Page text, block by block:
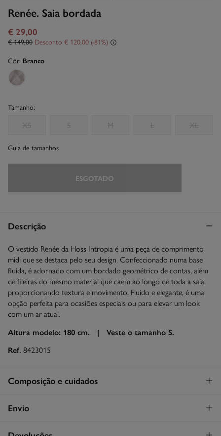
Renée. Saia bordada
€ 29,00
€ 149,00 Desconto € 120,00 81
Côr: Branco
Tamanho:
XS S M L XL
Guia de tamanhos
ESGOTADO
Descrição
O vestido Renée da Hoss Intropia é uma peça de comprimento
midi que se destaca pelo seu design. Confeccionado numa base
fluida, é adornado com um bordado geométrico de contas, além
de fileiras do mesmo material que caem ao longo de toda a saia,
proporcionando textura e movimento. Fluido e elegante, é uma
opção perfeita para ocasiões especiais ou para elevar um look
com um ar atual.
Altura modelo: 180 cm. | Veste o tamanho S.
Ref. 8423015
Composição e cuidados
Composição
Envio
STANDARD